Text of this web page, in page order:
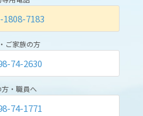
1808-7183
ご家族の方
74-2630
・職員へ
74-1771